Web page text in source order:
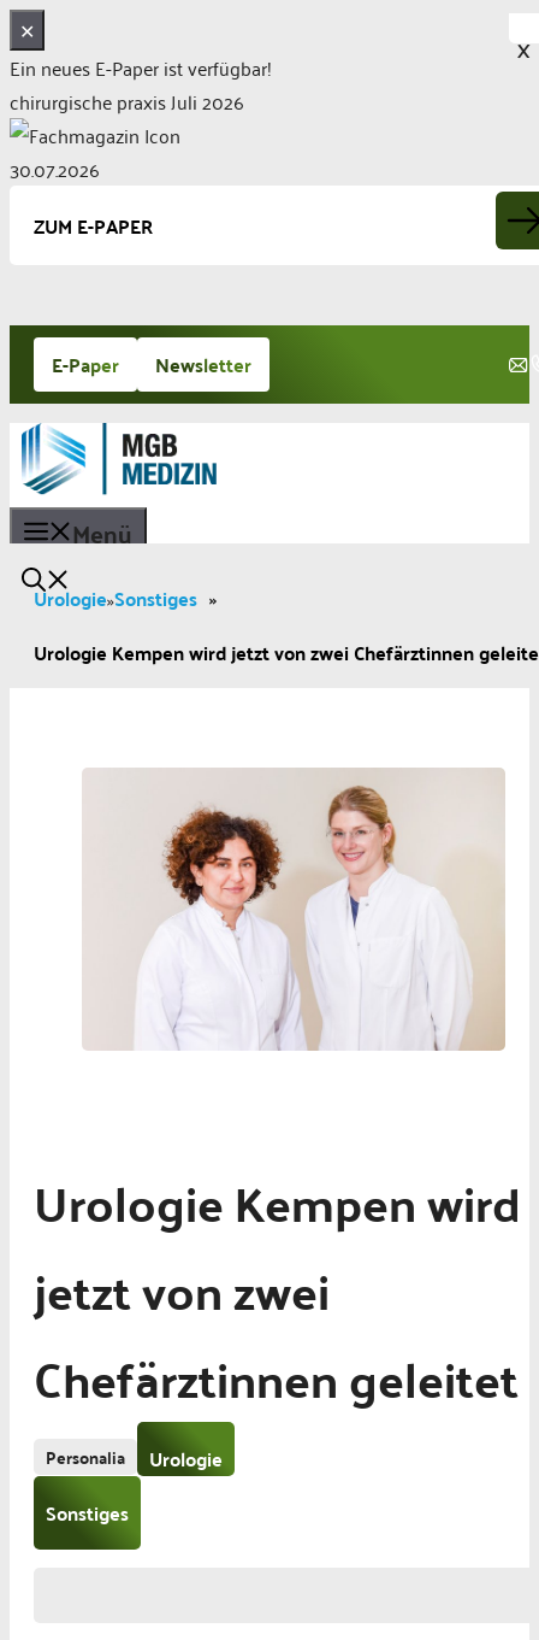
✕
Ein neues E-Paper ist verfügbar!
chirurgische praxis Juli 2026
30.07.2026
ZUM E-PAPER
Zum
Inhalt
springen
E-Paper Newsletter
Menü
Urologie»Sonstiges »
Urologie Kempen wird jetzt von zwei Chefärztinnen
Urologie Kempen wird
jetzt von zwei
Chefärztinnen geleitet
Personalia
Urologie
Sonstiges
X